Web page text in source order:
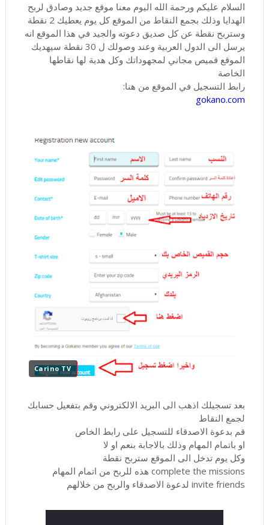
السلام عليكم ورحمة الله اليوم معنا موقع جديد وصادق لربح
الهدايا وذلك بجمع النقاط من الموقع كل يوم يعطيك 2 نقطة
وستربح نقطة عن كل صديق دعوته والجيد في هذا الموقع انه
يرسل الى الدول العربية وعند وصولك ل 30 نقطة سيهديك
الموقع قميص مجاني لمجهوداتك وكل هدية لها نقاطها
الخاصة
رابط التسجيل في الموقع من هنا:
gokano.com
Carino TV
بعد تسجيلك اذهب الى البريد الالكتروني وقم بتفعيل حسابك
لجمع النقاط
قم بدعوة الاصدقاء للتسجيل على رابط الخاص
او باتمام المهام وذلك بالاجابة بنعم او لا
وكل يوم تدخل الى الموقع ستربح نقطة
complete the missions هذه للربح من اتمام المهام
invite friends لدعوة الاصدقاء والربح من خلالهم